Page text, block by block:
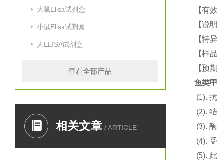
大鼠Elisa试剂盒
小鼠Elisa试剂盒
人ELISA试剂盒
查看全部产品
相关文章 / ARTICLE
【有
【说
【特
【样
【预
鱼类
(1).
(2).
(3).
(4).
(5).